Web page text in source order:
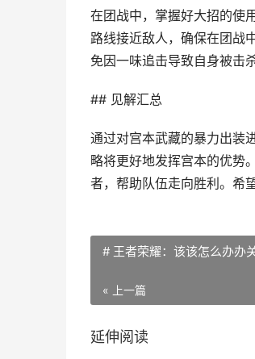
在团战中，掌握好大招的使
路线接近敌人，确保在团战
免因一味追击导致自身被击杀
## 见解汇总
通过对宫本武藏的暴力出装
略将更好地发挥宫本的优势
者，帮助队伍走向胜利。希
# 王者荣耀：该该怎么办办
« 上一篇
延伸阅读